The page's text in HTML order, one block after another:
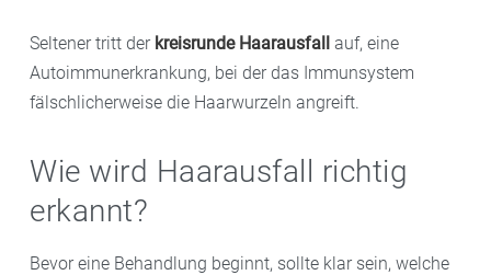
Seltener tritt der kreisrunde Haarausfall auf, eine
Autoimmunerkrankung, bei der das Immunsystem
fälschlicherweise die Haarwurzeln angreift.
Wie wird Haarausfall richtig
erkannt?
Bevor eine Behandlung beginnt, sollte klar sein, welche